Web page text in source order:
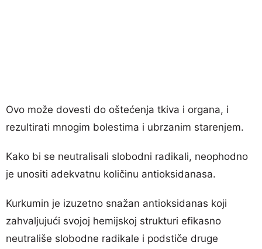
Ovo može dovesti do oštećenja tkiva i organa, i
rezultirati mnogim bolestima i ubrzanim starenjem.
Kako bi se neutralisali slobodni radikali, neophodno
je unositi adekvatnu količinu antioksidanasa.
Kurkumin je izuzetno snažan antioksidanas koji
zahvaljujući svojoj hemijskoj strukturi efikasno
neutrališe slobodne radikale i podstiče druge